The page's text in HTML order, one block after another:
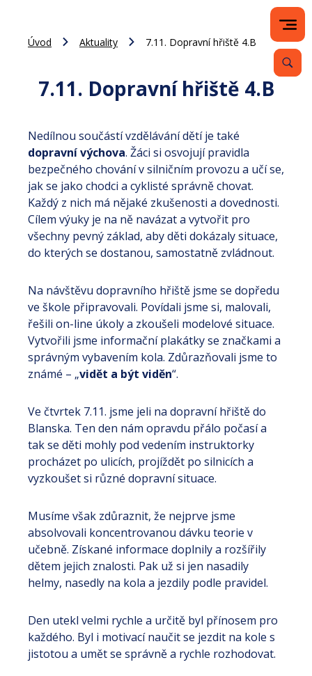
Úvod Aktuality 7.11. Dopravní hřiště 4.B
7.11. Dopravní hřiště 4.B
Nedílnou součástí vzdělávání dětí je také
dopravní výchova. Žáci si osvojují pravidla
bezpečného chování v silničním provozu a učí se,
jak se jako chodci a cyklisté správně chovat.
Každý z nich má nějaké zkušenosti a dovednosti.
Cílem výuky je na ně navázat a vytvořit pro
všechny pevný základ, aby děti dokázaly situace,
do kterých se dostanou, samostatně zvládnout.
Na návštěvu dopravního hřiště jsme se dopředu
ve škole připravovali. Povídali jsme si, malovali,
řešili on-line úkoly a zkoušeli modelové situace.
Vytvořili jsme informační plakátky se značkami a
správným vybavením kola. Zdůrazňovali jsme to
známé – „vidět a být viděn“.
Ve čtvrtek 7.11. jsme jeli na dopravní hřiště do
Blanska. Ten den nám opravdu přálo počasí a
tak se děti mohly pod vedením instruktorky
procházet po ulicích, projíždět po silnicích a
vyzkoušet si různé dopravní situace.
Musíme však zdůraznit, že nejprve jsme
absolvovali koncentrovanou dávku teorie v
učebně. Získané informace doplnily a rozšířily
dětem jejich znalosti. Pak už si jen nasadily
helmy, nasedly na kola a jezdily podle pravidel.
Den utekl velmi rychle a určitě byl přínosem pro
každého. Byl i motivací naučit se jezdit na kole s
jistotou a umět se správně a rychle rozhodovat.